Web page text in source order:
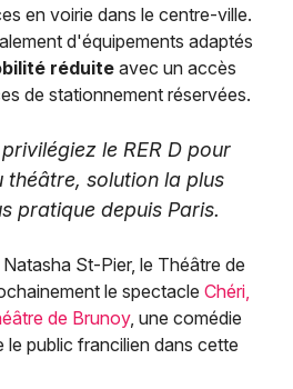
en voirie dans le centre-ville.
d'équipements adaptés
réduite avec un accès
de stationnement réservées.
le RER D pour
théâtre, solution la plus
pratique depuis Paris.
St-Pier, le Théâtre de
le spectacle Chéri,
de Brunoy, une comédie
le public francilien dans cette